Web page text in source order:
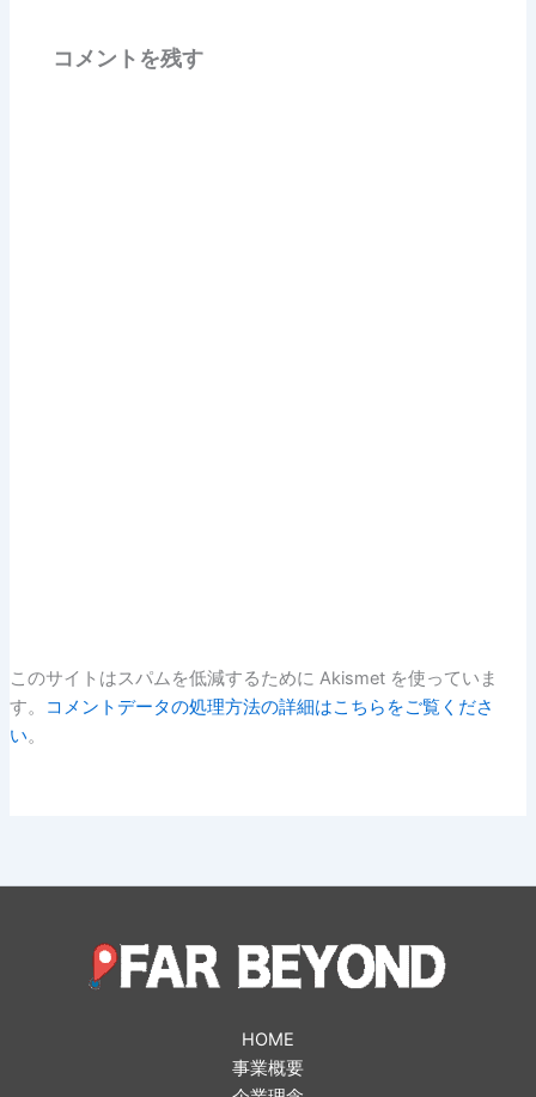
コメントを残す
このサイトはスパムを低減するために Akismet を使っていま
す。
コメントデータの処理方法の詳細はこちらをご覧くださ
い。
HOME
事業概要